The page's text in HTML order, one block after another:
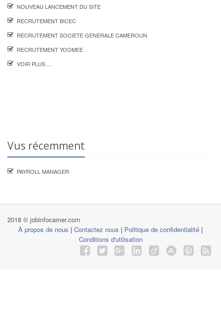
NOUVEAU LANCEMENT DU SITE
RECRUTEMENT BICEC
RECRUTEMENT SOCIETE GENERALE CAMEROUN
RECRUTEMENT YOOMEE
VOIR PLUS ...
Vus récemment
PAYROLL MANAGER
2018 © jobinfocamer.com
À propos de nous | Contactez nous | Politique de confidentialité |
Conditions d'utilisation